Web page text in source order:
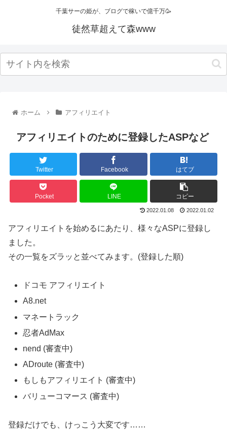
千葉サーの姫が、ブログで稼いで億千万🥳
徒然草超えて森www
ホーム アフィリエイト
アフィリエイトのために登録したASPなど
Twitter Facebook はてブ
Pocket LINE コピー
2022.01.08 2022.01.02
アフィリエイトを始めるにあたり、様々なASPに登録し
ました。
その一覧をズラッと並べてみます。(登録した順)
ドコモ アフィリエイト
A8.net
マネートラック
忍者AdMax
nend (審査中)
ADroute (審査中)
もしもアフィリエイト (審査中)
バリューコマース (審査中)
登録だけでも、けっこう大変です……